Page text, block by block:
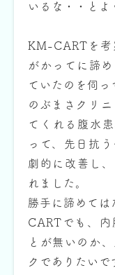
いるな・・とよ
KM-CARTを考
がかってに諦
ていたのを伺っ
のぶまさクリ
てくれる腹水
って、先日抗
劇的に改善し
れました。
勝手に諦めては
CARTでも、内
とが無いのか
クでありたいで